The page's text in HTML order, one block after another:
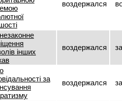
воздержался
інших
воздержался за
за
воздержался за